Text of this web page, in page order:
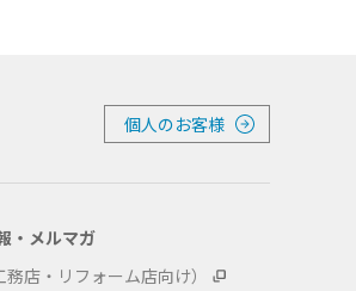
個人のお客様
・メルマガ
店・リフォーム店向け）